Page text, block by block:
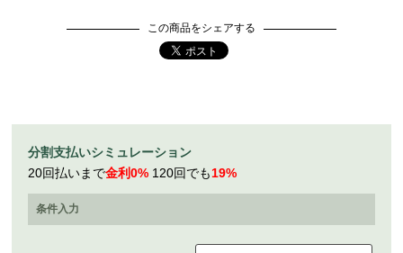
この商品をシェアする
分割支払いシミュレーション
20回払いまで金利0% 120回でも19%
条件入力